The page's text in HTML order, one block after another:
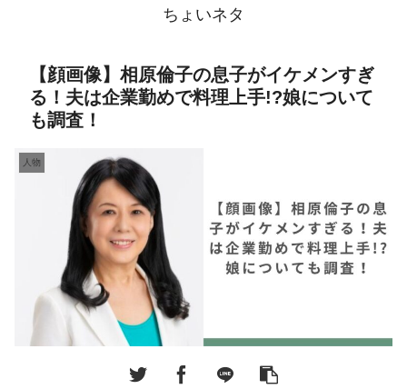
ちょいネタ
【顔画像】相原倫子の息子がイケメンすぎ
る！夫は企業勤めで料理上手!?娘について
も調査！
人物